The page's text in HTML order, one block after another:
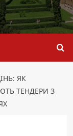
ЯК
ТЕНДЕРИ З